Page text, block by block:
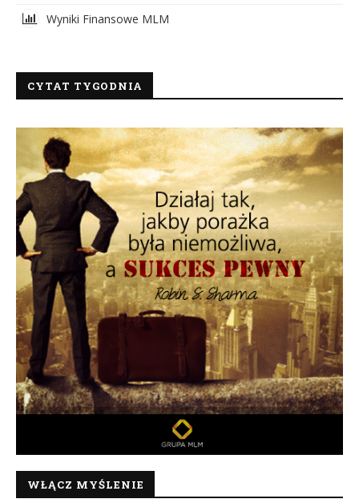
Wyniki Finansowe MLM
CYTAT TYGODNIA
WŁĄCZ MYŚLENIE